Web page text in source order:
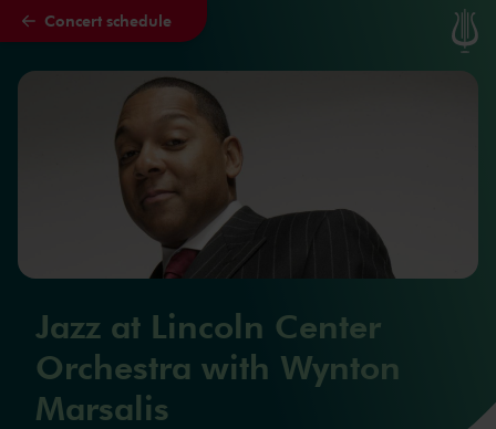
Skip to main content
Concert schedule
Jazz at Lincoln Center
Orchestra with Wynton
Marsalis